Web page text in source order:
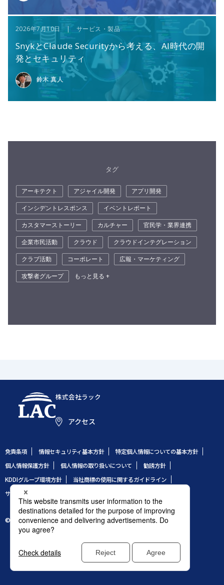
2026年7月10日 | サービス・製品
SnykとClaude Securityから考える、AI時代の開
発とセキュリティ
鈴木 真人
タグ
アーキテクト アジャイル開発
アプリ開発
インシデントレスポンス
イベントレポート
カスタマーストーリー
カルチャー
官民学・業界連携
企業市民活動
クラウド
クラウドインテグレーション
クラブ活動
コーポレート
広報・マーケティング
攻撃者グループ
もっと見る +
株式会社ラック
アクセス
免責条項 情報セキュリティ基本方針
特定個人情報についての基本方針
個人情報保護方針
個人情報の取り扱いについて
勧誘方針
KDDIグループ環境方針
当社商標の使用に関するガイドライン
サイトのご利用条件
© 1995 LAC Co., Ltd.